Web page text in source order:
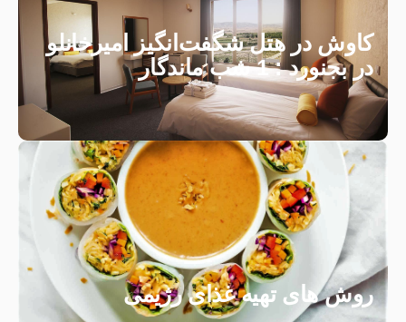
کاوش در هتل شگفت‌انگیز امیرخانلو
در بجنورد : 1 شب ماندگار
روش های تهیه غذای رژیمی